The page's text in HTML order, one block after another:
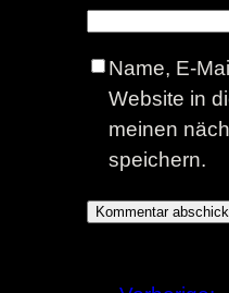
Name, E-
Website in
meinen
speichern.